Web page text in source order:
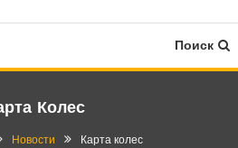
Поиск
Колес
Новости Карта колес